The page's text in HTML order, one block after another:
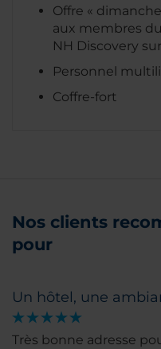
Offre «
aux membres
NH Discovery
Personnel
Coffre-fort
Nos clients
pour
Un hôtel, une
Très bonne adresse